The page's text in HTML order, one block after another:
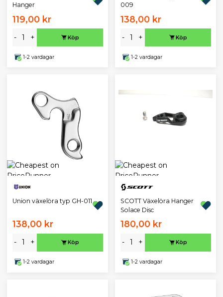
Hanger
119,00 kr
- + Köp
1-2 vardagar
009
138,00 kr
- + Köp
1-2 vardagar
Union växelöra typ GH-011
138,00 kr
- + Köp
1-2 vardagar
SCOTT Växelöra Hanger
Solace Disc
180,00 kr
- + Köp
1-2 vardagar